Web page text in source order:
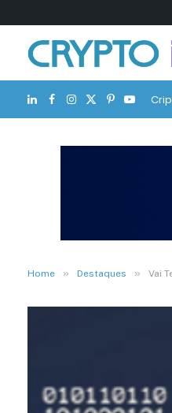
LinkedIn
Facebook
Instagram
X
(Twitter)
Pinterest
Home » Destaques » Vai